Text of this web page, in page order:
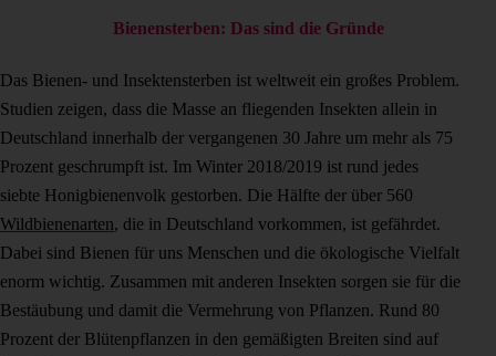
Bienensterben: Das sind die Gründe
Das Bienen- und Insektensterben ist weltweit ein großes Problem.
Studien zeigen, dass die Masse an fliegenden Insekten allein in
Deutschland innerhalb der vergangenen 30 Jahre um mehr als 75
Prozent geschrumpft ist. Im Winter 2018/2019 ist rund jedes
siebte Honigbienenvolk gestorben. Die Hälfte der über 560
Wildbienenarten, die in Deutschland vorkommen, ist gefährdet.
Dabei sind Bienen für uns Menschen und die ökologische Vielfalt
enorm wichtig. Zusammen mit anderen Insekten sorgen sie für die
Bestäubung und damit die Vermehrung von Pflanzen. Rund 80
Prozent der Blütenpflanzen in den gemäßigten Breiten sind auf